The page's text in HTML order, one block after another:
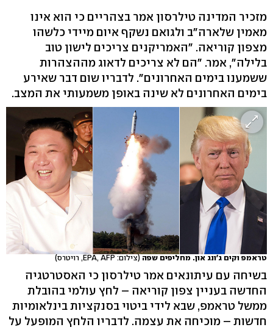
מזכיר המדינה טילרסון אמר בצהריים כי הוא אינו
מאמין שלארה"ב ולגואם נשקף איום מיידי כלשהו
מצפון קוריאה. "האמריקנים צריכים לישון טוב
בלילה", אמר. "הם לא צריכים לדאוג מההצהרות
ששמענו בימים האחרונים". לדבריו שום דבר שאירע
בימים האחרונים לא שינה באופן משמעותי את המצב.
טראמפ וקים ג'ונג און. מחליפים שפה(צילום: EPA, AFP, רויטרס)
בשיחה עם עיתונאים אמר טילרסון כי האסטרטגיה
החדשה בעניין צפון קוריאה – לחץ עולמי בהובלת
ממשל טראמפ, שבא לידי ביטוי בסנקציות בינלאומיות
חדשות – מוכיחה את עצמה. לדבריו הלחץ המופעל על